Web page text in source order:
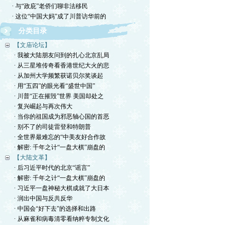
· 与“政庇”老侨们聊非法移民
· 这位“中国大妈”成了川普访华前的
分类目录
【文庙论坛】
· 我被大陆朋友问到的扎心北京乱局
· 从三星堆传奇看香港世纪大火的悲
· 从加州大学频繁获诺贝尔奖谈起
· 用“五四”的眼光看“盛世中国”
· 川普“正在摧毁”世界 美国却处之
· 复兴崛起与再次伟大
· 当你的祖国成为邪恶轴心国的首恶
· 别不了的司徒雷登和特朗普
· 全世界最难忘的“中美友好合作故
· 解密: 千年之计“一盘大棋”崩盘的
【大陆文革】
· 后习近平时代的北京“谣言”
· 解密: 千年之计“一盘大棋”崩盘的
· 习近平一盘神秘大棋成就了大日本
· 润出中国与反共反华
· 中国会“好下去”的选择和出路
· 从麻雀和病毒清零看纳粹专制文化